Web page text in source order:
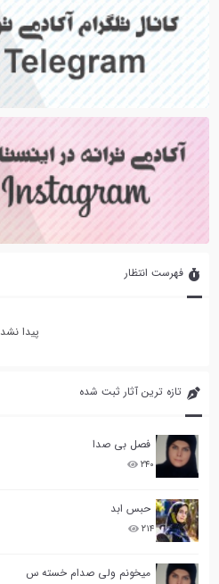
تازه ترین آثار ثبت شده
فصل بی صدا
۲۴۰
حبس ابد
۲۱۴
میخونم ولی صدام خسته س
فهرست انتظار
پیدا نشد